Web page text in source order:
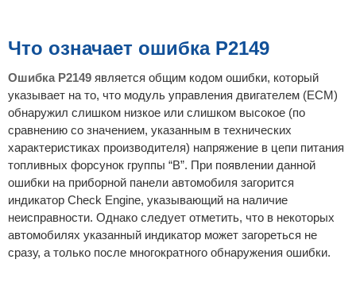
Что означает ошибка P2149
Ошибка P2149 является общим кодом ошибки, который
указывает на то, что модуль управления двигателем (ECM)
обнаружил слишком низкое или слишком высокое (по
сравнению со значением, указанным в технических
характеристиках производителя) напряжение в цепи питания
топливных форсунок группы “B”. При появлении данной
ошибки на приборной панели автомобиля загорится
индикатор Check Engine, указывающий на наличие
неисправности. Однако следует отметить, что в некоторых
автомобилях указанный индикатор может загореться не
сразу, а только после многократного обнаружения ошибки.